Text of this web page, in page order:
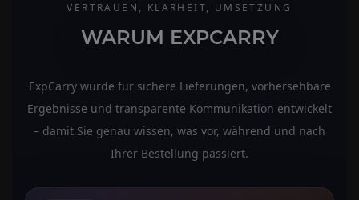
VERTRAUEN, KLARHEIT, UMSETZUNG
WARUM EXPCARRY
ExpCarry wurde für sichere Lieferungen, vorhersehbare
Ergebnisse und transparente Kommunikation entwickelt
– damit Sie genau wissen, was vor, während und nach
Ihrer Bestellung passiert.